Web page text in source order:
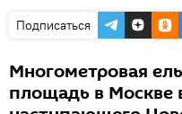
Подписаться
Многометровая
площадь в Москве